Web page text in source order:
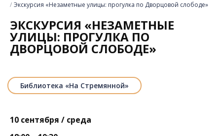
Экскурсия «Незаметные улицы: прогулка по Дворцовой слободе»
ЭКСКУРСИЯ «НЕЗАМЕТНЫЕ
УЛИЦЫ: ПРОГУЛКА ПО
ДВОРЦОВОЙ СЛОБОДЕ»
Библиотека «На Стремянной»
10 сентября / среда